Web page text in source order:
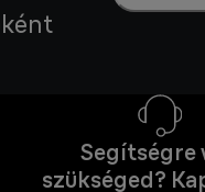
Segítségre
szükséged?